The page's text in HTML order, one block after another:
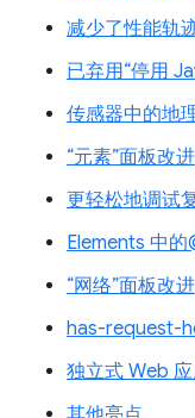
减少了性能轨
已弃用“停用
传感器中的地
“元素”面板改进
更轻松地调试
Elements 中
“网络”面板改进
has-request-
独立式 Web